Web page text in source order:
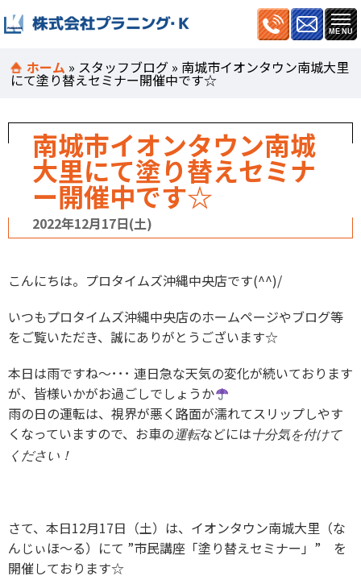
ホーム » スタッフブログ » 南城市イオンタウン南城大里
にて塗り替えセミナー開催中です☆
南城市イオンタウン南城
大里にて塗り替えセミナ
ー開催中です☆
2022年12月17日(土)
こんにちは。プロタイムズ沖縄中央店です(^^)/
いつもプロタイムズ沖縄中央店のホームページやブログ等
をご覧いただき、誠にありがとうございます☆
本日は雨ですね～･･･ 連日急な天気の変化が続いております
が、皆様いかがお過ごしでしょうか
雨の日の運転は、視界が悪く路面が濡れてスリップしやす
くなっていますので、お車の運転などには十分気を付けて
ください！
さて、本日12月17日（土）は、イオンタウン南城大里（な
んじぃほ～る）にて ”市民講座「塗り替えセミナー」” を
開催しております☆